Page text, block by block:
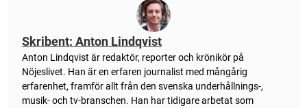
Skribent: Anton Lindqvist
Anton Lindqvist är redaktör, reporter och krönikör på
Nöjeslivet. Han är en erfaren journalist med mångårig
erfarenhet, framför allt från den svenska underhållnings-,
musik- och tv-branschen. Han har tidigare arbetat som